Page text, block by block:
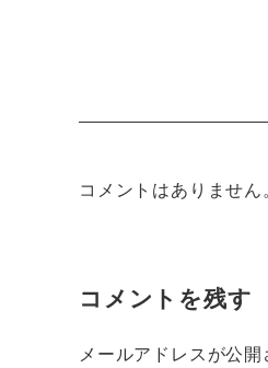
コメントはありません。
コメントを残す
メールアドレスが公開